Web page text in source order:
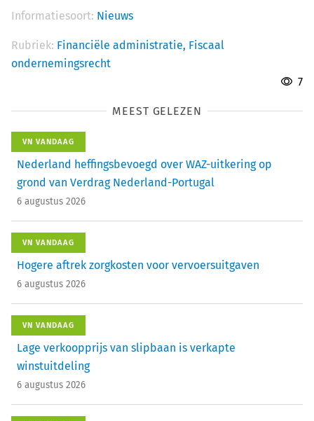
Informatiesoort: Nieuws
Rubriek: Financiële administratie, Fiscaal
ondernemingsrecht
7
MEEST GELEZEN
VN VANDAAG
Nederland heffingsbevoegd over WAZ-uitkering op
grond van Verdrag Nederland-Portugal
6 augustus 2026
VN VANDAAG
Hogere aftrek zorgkosten voor vervoersuitgaven
6 augustus 2026
VN VANDAAG
Lage verkoopprijs van slipbaan is verkapte
winstuitdeling
6 augustus 2026